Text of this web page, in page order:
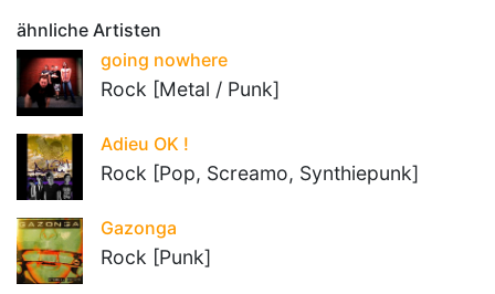
ähnliche Artisten
going nowhere
Rock [Metal / Punk]
Adieu OK !
Rock [Pop, Screamo, Synthiepunk]
Gazonga
Rock [Punk]